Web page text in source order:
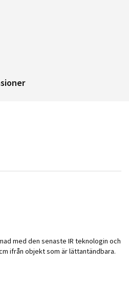
med den senaste IR teknologin och
ifrån objekt som är lättantändbara.